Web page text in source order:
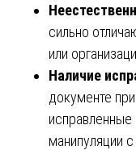
сильно
или
Наличие
документе
манипуляции